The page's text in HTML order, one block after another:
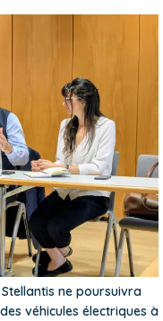
ne poursuivra
véhicules électriques à